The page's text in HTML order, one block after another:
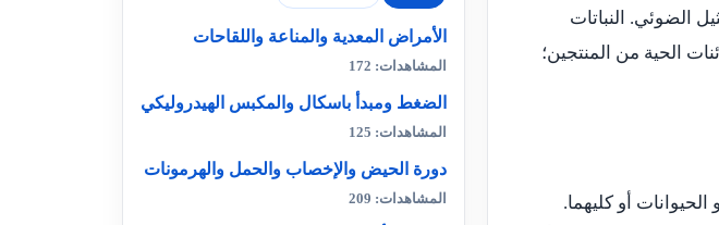
الضوئي. النباتات
الحية من المنتجين؛
أو كليهما.
الأمراض المعدية والمناعة واللقاحات
المشاهدات: 172
الضغط ومبدأ باسكال والمكبس الهيدروليكي
المشاهدات: 125
دورة الحيض والإخصاب والحمل والهرمونات
المشاهدات: 209